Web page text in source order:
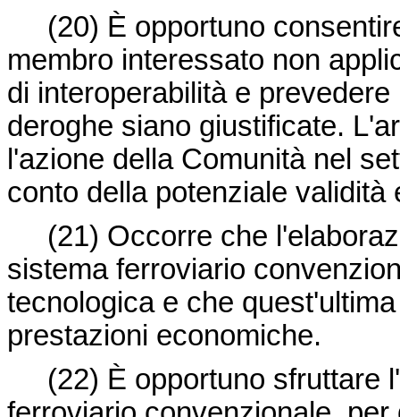
(20) È opportuno
membro interessato non
di interoperabilità e
deroghe siano giustificate.
l'azione della Comunità nel
conto della potenziale validità
(21) Occorre che
sistema ferroviario
tecnologica e che
prestazioni economiche.
(22) È opportuno sfruttare